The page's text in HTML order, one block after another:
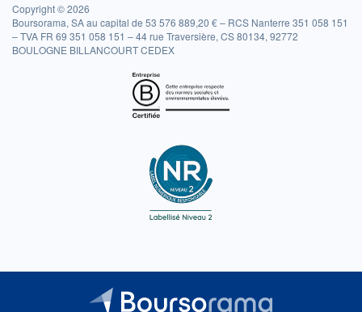
Copyright © 2026
Boursorama, SA au capital de 53 576 889,20 € – RCS Nanterre 351 058 151
– TVA FR 69 351 058 151 – 44 rue Traversière, CS 80134, 92772
BOULOGNE BILLANCOURT CEDEX